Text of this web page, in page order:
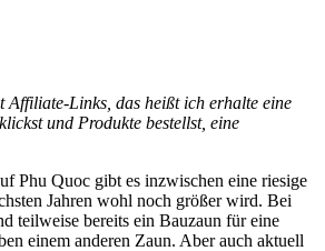
Affiliate-Links, das heißt ich erhalte eine
und Produkte bestellst, eine
Phu Quoc gibt es inzwischen eine riesige
Jahren wohl noch größer wird. Bei
teilweise bereits ein Bauzaun für eine
einem anderen Zaun. Aber auch aktuell